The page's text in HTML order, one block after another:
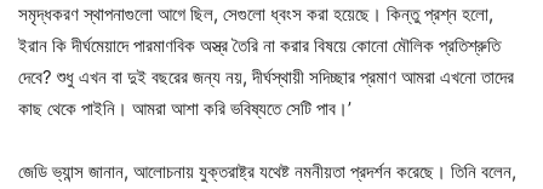
সমৃদ্ধকরণ স্থাপনাগুলো আগে ছিল, সেগুলো ধ্বংস করা হয়েছে। কিন্তু প্রশ্ন হলো,
ইরান কি দীর্ঘমেয়াদে পারমাণবিক অস্ত্র তৈরি না করার বিষয়ে কোনো মৌলিক প্রতিশ্রুতি
দেবে? শুধু এখন বা দুই বছরের জন্য নয়, দীর্ঘস্থায়ী সদিচ্ছার প্রমাণ আমরা এখনো তাদের
কাছ থেকে পাইনি। আমরা আশা করি ভবিষ্যতে সেটি পাব।’
জেডি ভ্যান্স জানান, আলোচনায় যুক্তরাষ্ট্র যথেষ্ট নমনীয়তা প্রদর্শন করেছে। তিনি বলেন,